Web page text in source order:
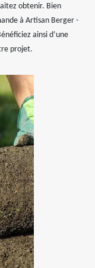
obtenir. Bien
à Artisan Berger -
ainsi d’une
projet.